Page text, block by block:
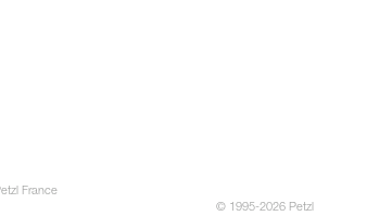
France
© 1995-2026 Petzl